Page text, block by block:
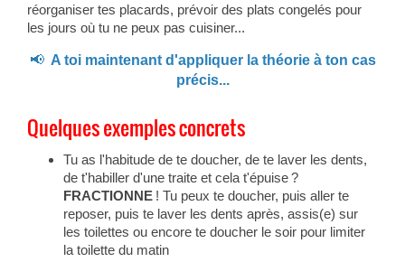
réorganiser tes placards, prévoir des plats congelés pour
les jours où tu ne peux pas cuisiner...
📢A toi maintenant d'appliquer la théorie à ton cas
précis...
Quelques exemples concrets
Tu as l'habitude de te doucher, de te laver les dents,
de t'habiller d'une traite et cela t'épuise ?
FRACTIONNE ! Tu peux te doucher, puis aller te
reposer, puis te laver les dents après, assis(e) sur
les toilettes ou encore te doucher le soir pour limiter
la toilette du matin